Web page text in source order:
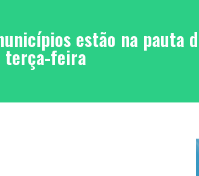
estão na pauta
terça-feira